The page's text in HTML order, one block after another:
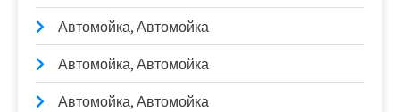
Автомойка, Автомойка
Автомойка, Автомойка
Автомойка, Автомойка